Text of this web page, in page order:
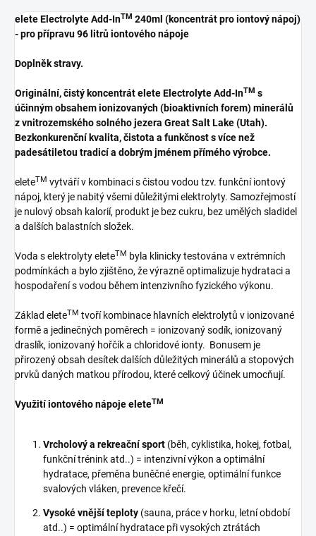
elete Electrolyte Add-InTM 240ml (koncentrát pro iontový nápoj)
- pro přípravu 96 litrů iontového nápoje
Doplněk stravy.
Originální, čistý koncentrát elete Electrolyte Add-InTM s
účinným obsahem ionizovaných (bioaktivních forem) minerálů
z vnitrozemského solného jezera Great Salt Lake (Utah).
Bezkonkurenční kvalita, čistota a funkčnost s více než
padesátiletou tradicí a dobrým jménem přímého výrobce.
eleteTM vytváří v kombinaci s čistou vodou tzv. funkční iontový
nápoj, který je nabitý všemi důležitými elektrolyty. Samozřejmostí
je nulový obsah kalorií, produkt je bez cukru, bez umělých sladidel
a dalších balastních složek.
Voda s elektrolyty eleteTM byla klinicky testována v extrémních
podmínkách a bylo zjištěno, že výrazně optimalizuje hydrataci a
hospodaření s vodou během intenzivního fyzického výkonu.
Základ eleteTM tvoří kombinace hlavních elektrolytů v ionizované
formě a jedinečných poměrech = ionizovaný sodík, ionizovaný
draslík, ionizovaný hořčík a chloridové ionty. Bonusem je
přirozený obsah desítek dalších důležitých minerálů a stopových
prvků daných matkou přírodou, které celkový účinek umocňují.
Využití iontového nápoje eleteTM
Vrcholový a rekreační sport (běh, cyklistika, hokej, fotbal,
funkční trénink atd..) = intenzivní výkon a optimální
hydratace, přeměna buněčné energie, optimální funkce
svalových vláken, prevence křečí.
Vysoké vnější teploty (sauna, práce v horku, letní období
atd..) = optimální hydratace při vysokých ztrátách